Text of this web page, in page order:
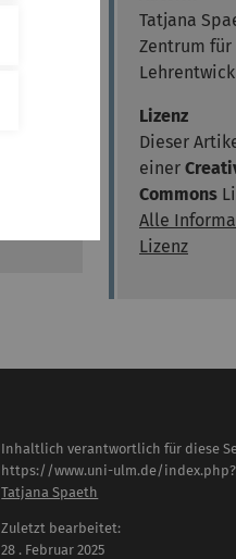
Tatjana
Zentrum für
Lizenz
Dieser
einer
Commons
Alle
Lizenz
Inhaltlich verantwortlich für diese
https://www.uni-ulm.de/
Tatjana Spaeth
Zuletzt bearbeitet:
28 . Februar 2025